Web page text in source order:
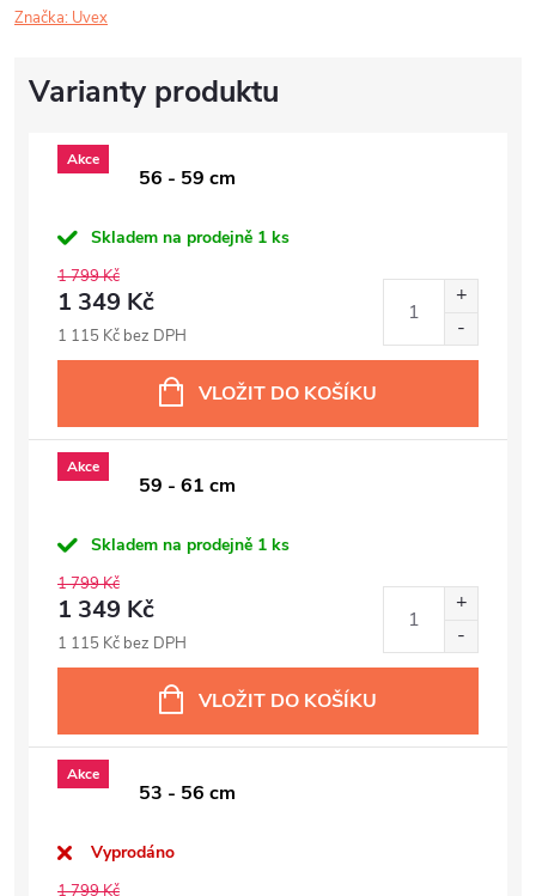
Značka: Uvex
Akce
56 - 59 cm
Skladem na prodejně 1 ks
1 799 Kč
1 349 Kč
1 115 Kč bez DPH
VLOŽIT DO KOŠÍKU
Akce
59 - 61 cm
Skladem na prodejně 1 ks
1 799 Kč
1 349 Kč
1 115 Kč bez DPH
VLOŽIT DO KOŠÍKU
Akce
53 - 56 cm
Vyprodáno
1 799 Kč